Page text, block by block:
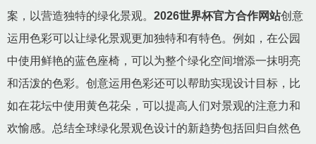
案，以营造独特的绿化景观。 2026世界杯官方合作网站创意
运用色彩可以让绿化景观更加独特和有特色。例如，在公园
中使用鲜艳的蓝色座椅，可以为整个绿化空间增添一抹明亮
和活泼的色彩。创意运用色彩还可以帮助实现设计目标，比
如在花坛中使用黄色花朵，可以提高人们对景观的注意力和
欢愉感。总结全球绿化景观色设计的新趋势包括回归自然色